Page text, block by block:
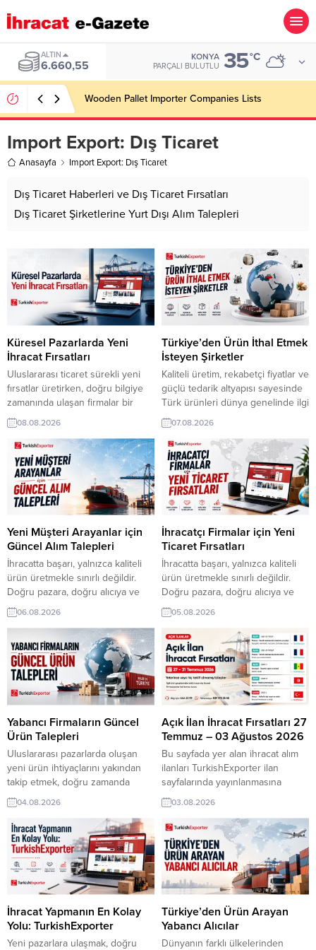
ALTIN
6.660,55
KONYA
PARÇALI BULUTLU 35°C
Wooden Pallet Importer Companies Lists
Import Export: Dış Ticaret
Anasayfa Import Export: Dış Ticaret
Dış Ticaret Haberleri ve Dış Ticaret Fırsatları
Dış Ticaret Şirketlerine Yurt Dışı Alım Talepleri
Küresel Pazarlarda Yeni
İhracat Fırsatları
Uluslararası ticaret sürekli yeni
fırsatlar üretirken, doğru bilgiye
zamanında ulaşan firmalar bir
adım öne geçiyor.
TurkishExporter’da yer alan
güncel alım talepleri, farklı
ülkelerde oluşan ticari ihtiyaçları
yakından takip etme imkânı
sunuyor. Yeni pazarlar, cesur
adımlarla kazanılır. Paraguay
Firması, PVC Kapı Tedarikçisi
ArıyorŞili’den Tüccar, Türkiye’den
Kadayıf Almak İstiyorArnavutluk
Alıcısı, Perde İthal...
08.08.2026
Türkiye’den Ürün İthal Etmek
İsteyen Şirketler
Kaliteli üretim, rekabetçi fiyatlar ve
güçlü tedarik altyapısı sayesinde
Türk ürünleri dünya genelinde ilgi
görmeye devam ediyor.
TurkishExporter‘da yer alan
güncel alım talepleri, Türkiye’den
ürün ithal etmek isteyen
şirketlerle ihracatçıları aynı ticaret
ekosisteminde buluşturuyor. Yeni
bağlantılar, güçlü ihracatın
temelidir. İranlı Alıcı, Türkiye’den
Deterjan Satın Almak
İstiyorFransız Firma, Yataklı
Kanepe Tedarikçisi...
07.08.2026
Yeni Müşteri Arayanlar için
Güncel Alım Talepleri
İhracatta başarı, yalnızca kaliteli
ürün üretmekle sınırlı değildir.
Doğru pazara, doğru alıcıya ve
doğru zamana ulaşmak da en az
ürün kadar önem taşır.
TurkishExporter‘da yer alan
güncel alım talepleri, dünyanın
farklı ülkelerindeki ticari
hareketliliği tek sayfada
buluşturuyor. Her yeni talep, yeni
bir ihracat hikâyesine dönüşebilir.
İngiliz Firma, Türkiye’den Alçıpan
İthalatıyla...
06.08.2026
İhracatçı Firmalar için Yeni
Ticaret Fırsatları
İhracatta başarı, yalnızca kaliteli
ürün üretmekle sınırlı değildir.
Doğru pazara, doğru alıcıya ve
doğru zamana ulaşmak da en az
ürün kadar önem taşır.
TurkishExporter‘da yer alan
güncel alım talepleri, dünyanın
farklı ülkelerindeki ticari
hareketliliği tek sayfada
buluşturuyor. Her yeni talep, yeni
bir ihracat hikâyesine dönüşebilir.
D.R. Kongo’dan Alıcı, Türkiye’den
Parfüm...
05.08.2026
Yabancı Firmaların Güncel
Ürün Talepleri
Uluslararası pazarlarda oluşan
yeni ürün ihtiyaçlarını yakından
takip etmek, doğru zamanda
doğru alıcıyla buluşmanın en
önemli adımlarından biridir.
TurkishExporter üzerinden
yayınlanan güncel talepler, farklı
sektörlerde faaliyet gösteren
firmalara yeni ticaret fırsatları
sunuyor. Şili Firması, Keten
Nevresim Takımı Almak
İstiyorSudanlı Şirket, Türkiye’den
Soğan İthal Etmek İstiyorİsveç
Distribütörü, Paketleme Makinesi
04.08.2026
Açık İlan İhracat Fırsatları 27
Temmuz – 03 Ağustos 2026
Bu sayfada yer alan ihracat alım
ilanları TurkishExporter ilan
sayfalarında yayınlanmasına
rağmen yeterince veya hiç teklif
almamış taleplerden oluşmaktadır.
İlgili ürün gruplarında üretici veya
dış ticaret iseniz hızlı temas kurup
görüşme başlatmak için müşteri
temsilcinizle temas kurun veya
bilgi için Tel: 444 23 99 /
Whatsapp: 539 773 35 50...
03.08.2026
İhracat Yapmanın En Kolay
Yolu: TurkishExporter
Yeni pazarlara ulaşmak, doğru
Türkiye’den Ürün Arayan
Yabancı Alıcılar
Dünyanın farklı ülkelerinden